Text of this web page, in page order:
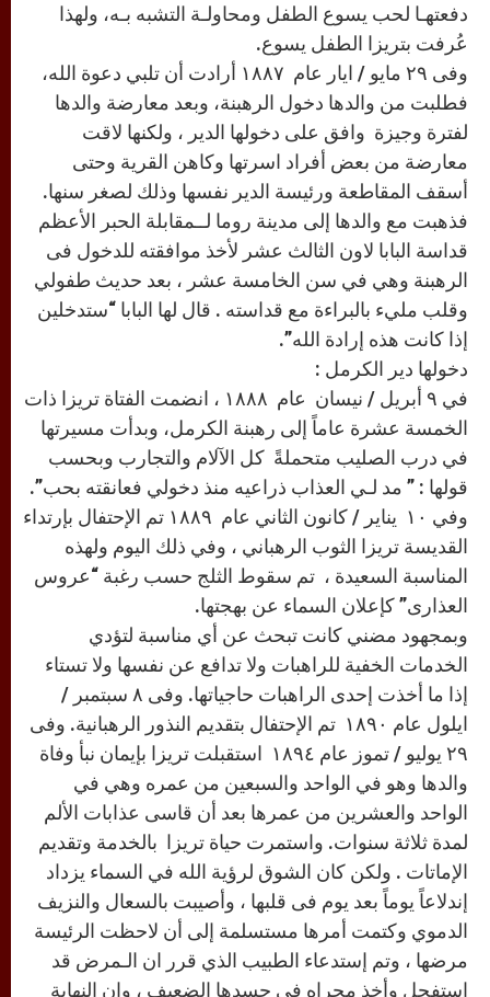
دفعتهـا لحب يسوع الطفل ومحاولـة التشبه بـه، ولهذا
عُرفت بتريزا الطفل يسوع.
وفى ٢٩ مايو / ايار عام ١٨٨٧ أرادت أن تلبي دعوة الله،
فطلبت من والدها دخول الرهبنة، وبعد معارضة والدها
لفترة وجيزة وافق على دخولها الدير ، ولكنها لاقت
معارضة من بعض أفراد اسرتها وكاهن القرية وحتى
أسقف المقاطعة ورئيسة الدير نفسها وذلك لصغر سنها.
فذهبت مع والدها إلى مدينة روما لــمقابلة الحبر الأعظم
قداسة البابا لاون الثالث عشر لأخذ موافقته للدخول فى
الرهبنة وهي في سن الخامسة عشر ، بعد حديث طفولي
وقلب مليء بالبراءة مع قداسته . قال لها البابا “ستدخلين
إذا كانت هذه إرادة الله”.
دخولها دير الكرمل :
في ٩ أبريل / نيسان عام ١٨٨٨ ، انضمت الفتاة تريزا ذات
الخمسة عشرة عاماً إلى رهبنة الكرمل، وبدأت مسيرتها
في درب الصليب متحملةً كل الآلام والتجارب وبحسب
قولها : ” مد لـي العذاب ذراعيه منذ دخولي فعانقته بحب”.
وفي ١٠ يناير / كانون الثاني عام ١٨٨٩ تم الإحتفال بإرتداء
القديسة تريزا الثوب الرهباني ، وفي ذلك اليوم ولهذه
المناسبة السعيدة ، تم سقوط الثلج حسب رغبة “عروس
العذارى” كإعلان السماء عن بهجتها.
وبمجهود مضني كانت تبحث عن أي مناسبة لتؤدي
الخدمات الخفية للراهبات ولا تدافع عن نفسها ولا تستاء
إذا ما أخذت إحدى الراهبات حاجياتها. وفى ٨ سبتمبر /
ايلول عام ١٨٩٠ تم الإحتفال بتقديم النذور الرهبانية. وفى
٢٩ يوليو / تموز عام ١٨٩٤ استقبلت تريزا بإيمان نبأ وفاة
والدها وهو في الواحد والسبعين من عمره وهي في
الواحد والعشرين من عمرها بعد أن قاسى عذابات الألم
لمدة ثلاثة سنوات. واستمرت حياة تريزا بالخدمة وتقديم
الإماتات . ولكن كان الشوق لرؤية الله في السماء يزداد
إندلاعاً يوماً بعد يوم فى قلبها ، وأصيبت بالسعال والنزيف
الدموي وكتمت أمرها مستسلمة إلى أن لاحظت الرئيسة
مرضها ، وتم إستدعاء الطبيب الذي قرر ان الـمرض قد
استفحل وأخذ مجراه في جسدها الضعيف ، وان النهاية